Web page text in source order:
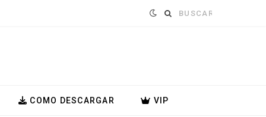
Buscar:
COMO DESCARGAR VIP